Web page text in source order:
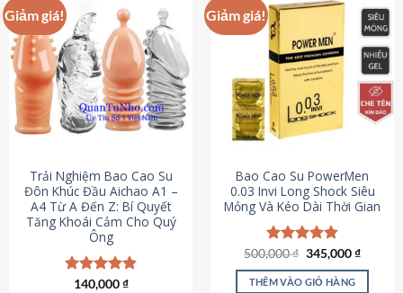
Giảm giá!
Trải Nghiệm Bao Cao Su
Đôn Khúc Đầu Aichao A1 –
A4 Từ A Đến Z: Bí Quyết
Tăng Khoái Cảm Cho Quý
Ông
Được xếp
140,000₫
Giảm giá!
Bao Cao Su PowerMen
0.03 Invi Long Shock Siêu
Mỏng Và Kéo Dài Thời Gian
Được xếp
hạng4.85
5 sao
500,000₫ Giá
là:
500,000 ₫.
345,000₫Giá
tại
THÊM VÀO GIỎ HÀNG